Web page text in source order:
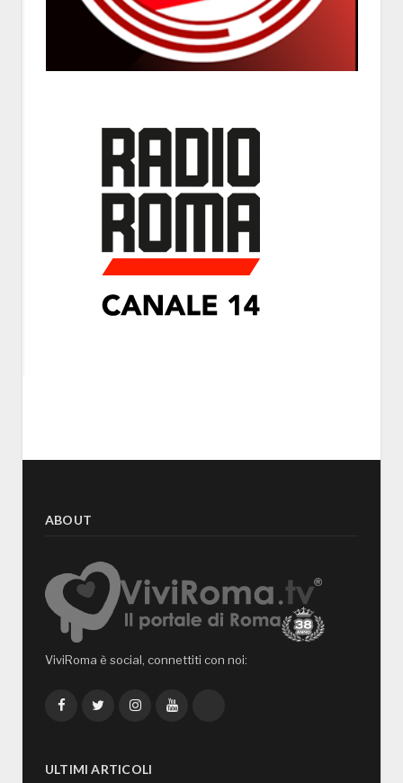
ABOUT
ViviRoma è social, connettiti con noi:
FacebookTwitterInstagramYouTube
ULTIMI ARTICOLI